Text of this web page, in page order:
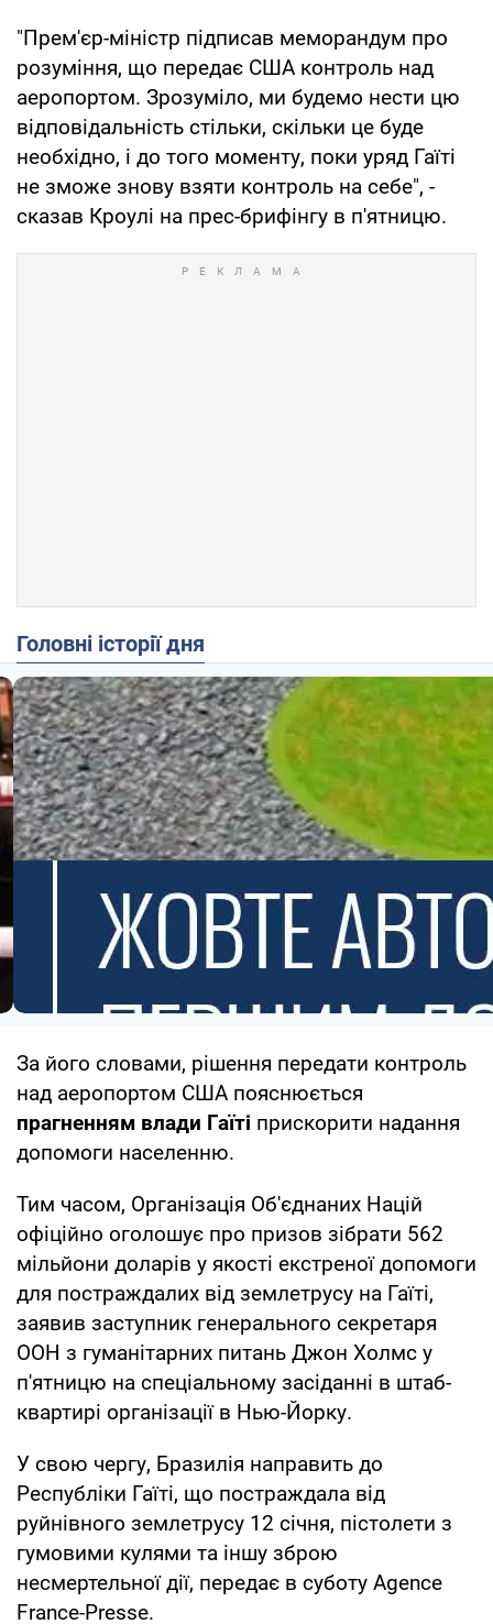
"Прем'єр-міністр підписав меморандум про
розуміння, що передає США контроль над
аеропортом. Зрозуміло, ми будемо нести цю
відповідальність стільки, скільки це буде
необхідно, і до того моменту, поки уряд Гаїті
не зможе знову взяти контроль на себе", -
сказав Кроулі на прес-брифінгу в п'ятницю.
Головні історії дня
За його словами, рішення передати контроль
над аеропортом США пояснюється
прагненням влади Гаїті прискорити надання
допомоги населенню.
Тим часом, Організація Об'єднаних Націй
офіційно оголошує про призов зібрати 562
мільйони доларів у якості екстреної допомоги
для постраждалих від землетрусу на Гаїті,
заявив заступник генерального секретаря
ООН з гуманітарних питань Джон Холмс у
п'ятницю на спеціальному засіданні в штаб-
квартирі організації в Нью-Йорку.
У свою чергу, Бразилія направить до
Республіки Гаїті, що постраждала від
руйнівного землетрусу 12 січня, пістолети з
гумовими кулями та іншу зброю
несмертельної дії, передає в суботу Agence
France-Presse.